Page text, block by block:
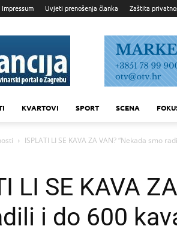
Impressum Uvjeti prenošenja članka Zaštita
KVARTOVI SPORT SCENA
ISPLATI LI SE KAVA ZA VAN? “Nekada smo
LI SE KAVA
i do 600